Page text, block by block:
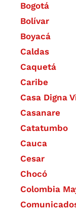
Bogotá
Bolívar
Boyacá
Caldas
Caquetá
Caribe
Casa Digna
Casanare
Catatumbo
Cauca
Cesar
Chocó
Colombia